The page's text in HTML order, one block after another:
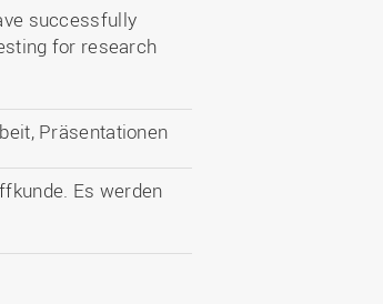
successfully
for research
Präsentationen
Es werden